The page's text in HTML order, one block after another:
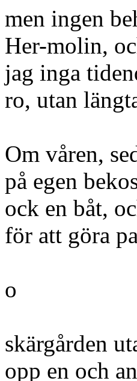
men ingen
Her-molin,
jag inga
ro, utan
Om våren,
på egen
ock en båt,
för att göra
o
skärgården
opp en och